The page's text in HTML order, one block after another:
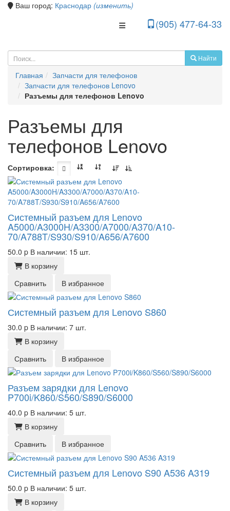
Ваш город: Краснодар (изменить)
(905) 477-64-33
Toggle Navigation
Найти
Главная
Запчасти для телефонов
Запчасти для телефонов Lenovo
Разъемы для телефонов Lenovo
Разъемы для
телефонов Lenovo
Сортировка:
Системный разъем для Lenovo
A5000/A3000H/A3300/A7000/A370/A10-
70/A788T/S930/S910/A656/A7600
50.0 p В наличии: 15 шт.
В корзину
Сравнить
В избранное
Системный разъем для Lenovo S860
30.0 p В наличии: 7 шт.
В корзину
Сравнить
В избранное
Разъем зарядки для Lenovo
P700i/K860/S560/S890/S6000
40.0 p В наличии: 5 шт.
В корзину
Сравнить
В избранное
Системный разъем для Lenovo S90 A536 A319
50.0 p В наличии: 5 шт.
В корзину